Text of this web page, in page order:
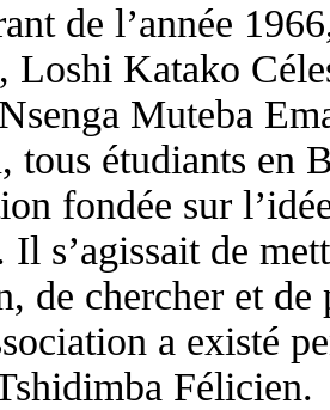
de l’année
Loshi Katako
Muteba
tous étudiants en
fondée sur
Il s’agissait de
de chercher et
a existé
Félicien.